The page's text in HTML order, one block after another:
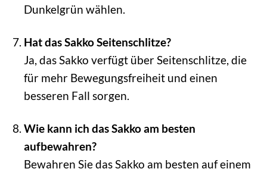
Dunkelgrün wählen.
Hat das Sakko Seitenschlitze?
Ja, das Sakko verfügt über Seitenschlitze, die
für mehr Bewegungsfreiheit und einen
besseren Fall sorgen.
Wie kann ich das Sakko am besten
aufbewahren?
Bewahren Sie das Sakko am besten auf einem